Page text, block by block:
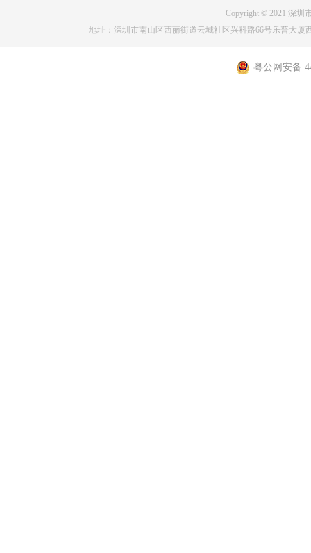
Copyright © 2021 深圳
地址：深圳市南山区西丽街道云城社区兴科路66号乐普大厦
粤公网安备